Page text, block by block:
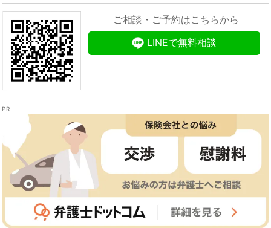
ご相談・ご予約はこちらから
LINEで無料相談